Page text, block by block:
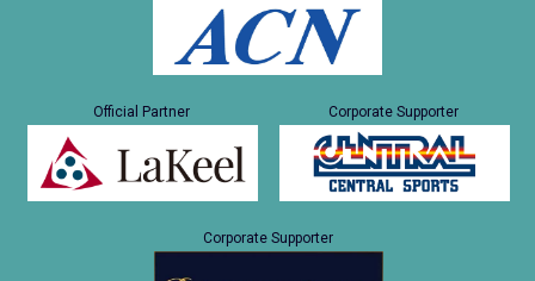
Official Partner Corporate Supporter
Corporate Supporter